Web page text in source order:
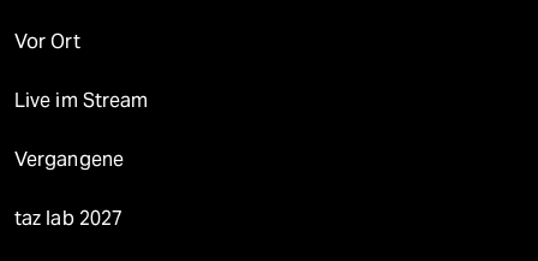
Vor Ort
Live im Stream
Vergangene
taz lab 2027